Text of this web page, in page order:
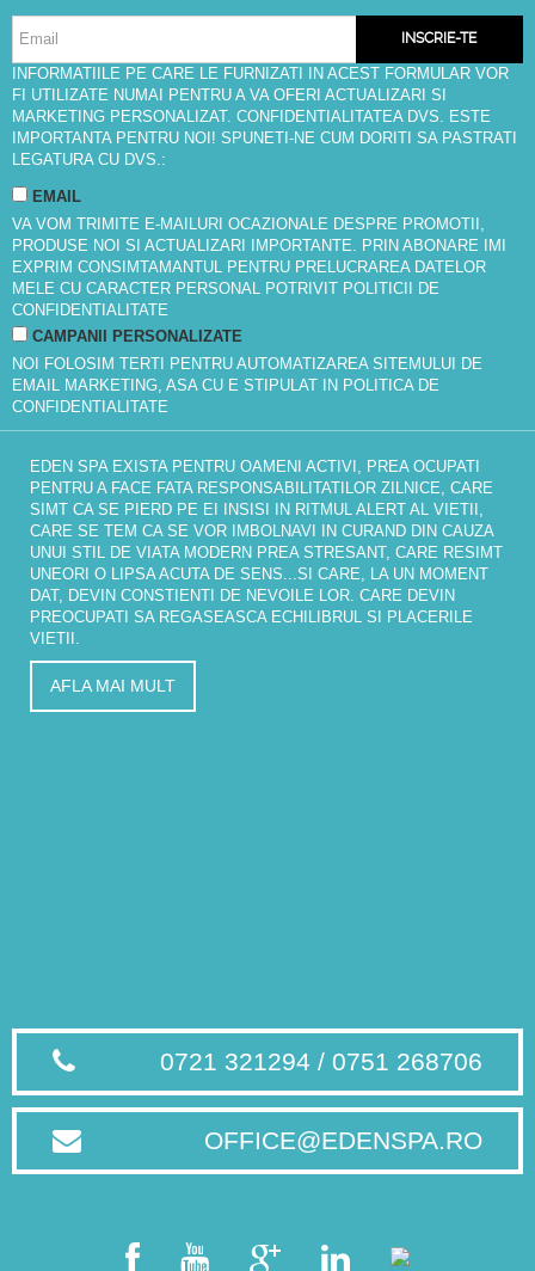
INSCRIE-TE
INFORMATIILE PE CARE LE FURNIZATI IN ACEST FORMULAR VOR
FI UTILIZATE NUMAI PENTRU A VA OFERI ACTUALIZARI SI
MARKETING PERSONALIZAT. CONFIDENTIALITATEA DVS. ESTE
IMPORTANTA PENTRU NOI! SPUNETI-NE CUM DORITI SA PASTRATI
LEGATURA CU DVS.:
EMAIL
VA VOM TRIMITE E-MAILURI OCAZIONALE DESPRE PROMOTII,
PRODUSE NOI SI ACTUALIZARI IMPORTANTE. PRIN ABONARE IMI
EXPRIM CONSIMTAMANTUL PENTRU PRELUCRAREA DATELOR
MELE CU CARACTER PERSONAL POTRIVIT POLITICII DE
CONFIDENTIALITATE
CAMPANII PERSONALIZATE
NOI FOLOSIM TERTI PENTRU AUTOMATIZAREA SITEMULUI DE
EMAIL MARKETING, ASA CU E STIPULAT IN POLITICA DE
CONFIDENTIALITATE
EDEN SPA EXISTA PENTRU OAMENI ACTIVI, PREA OCUPATI
PENTRU A FACE FATA RESPONSABILITATILOR ZILNICE, CARE
SIMT CA SE PIERD PE EI INSISI IN RITMUL ALERT AL VIETII,
CARE SE TEM CA SE VOR IMBOLNAVI IN CURAND DIN CAUZA
UNUI STIL DE VIATA MODERN PREA STRESANT, CARE RESIMT
UNEORI O LIPSA ACUTA DE SENS...SI CARE, LA UN MOMENT
DAT, DEVIN CONSTIENTI DE NEVOILE LOR. CARE DEVIN
PREOCUPATI SA REGASEASCA ECHILIBRUL SI PLACERILE
VIETII.
AFLA MAI MULT
0721 321294 / 0751 268706
OFFICE@EDENSPA.RO